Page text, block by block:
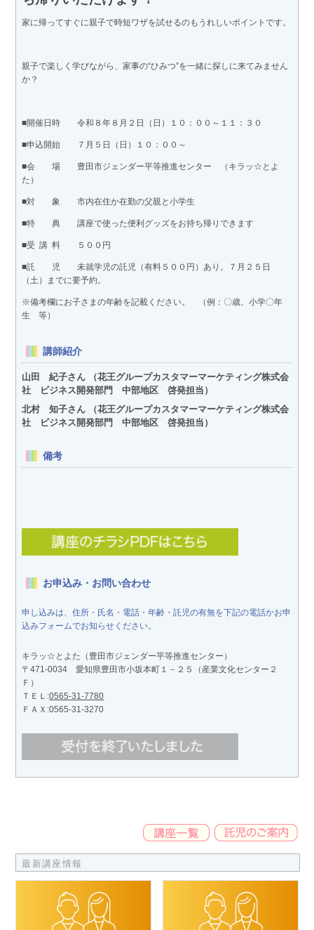
家に帰ってすぐに親子で時短ワザを試せるのもうれしいポイントです。
親子で楽しく学びながら、家事の“ひみつ”を一緒に探しに来てみません
か？
■開催日時 令和８年８月２日（日）１０：００～１１：３０
■申込開始 ７月５日（日）１０：００～
■会 場 豊田市ジェンダー平等推進センター （キラッ☆とよ
た）
■対 象 市内在住か在勤の父親と小学生
■特 典 講座で使った便利グッズをお持ち帰りできます
■受 講 料 ５００円
■託 児 未就学児の託児（有料５００円）あり。７月２５日
（土）までに要予約。
※備考欄にお子さまの年齢を記載ください。 （例：〇歳、小学〇年
生 等）
講師紹介
山田 紀子さん （花王グループカスタマーマーケティング株式会
社 ビジネス開発部門 中部地区 啓発担当）
北村 知子さん （花王グループカスタマーマーケティング株式会
社 ビジネス開発部門 中部地区 啓発担当）
備考
お申込み・お問い合わせ
申し込みは、住所・氏名・電話・年齢・託児の有無を下記の電話かお申
込みフォームでお知らせください。
キラッ☆とよた（豊田市ジェンダー平等推進センター）
〒471-0034 愛知県豊田市小坂本町１－２５（産業文化センター２
Ｆ）
ＴＥＬ:0565-31-7780
ＦＡＸ:0565-31-3270
最新講座情報